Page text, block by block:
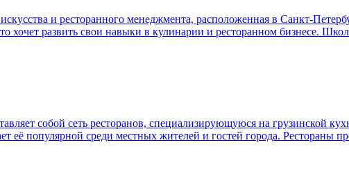
и ресторанного менеджмента, расположенная в Санкт-
хочет развить свои навыки в кулинарии и ресторанном бизнесе.
собой сеть ресторанов, специализирующуюся на грузинской
её популярной среди местных жителей и гостей города. Рестораны